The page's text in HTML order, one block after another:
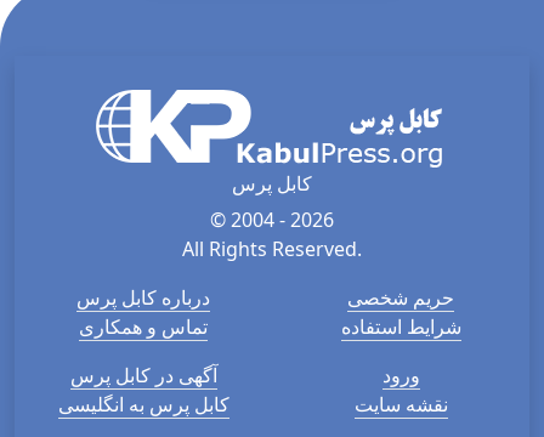
کابل پرس
© 2004 - 2026
All Rights Reserved.
درباره کابل پرس
تماس و همکاری
حریم شخصی
شرایط استفاده
آگهی در کابل پرس
کابل پرس به انگلیسی
ورود
نقشه سایت